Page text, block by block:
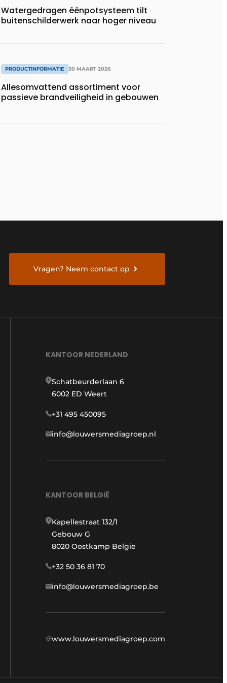
Watergedragen éénpotsysteem tilt
buitenschilderwerk naar hoger niveau
PRODUCTINFORMATIE 30 MAART 2026
Allesomvattend assortiment voor
passieve brandveiligheid in gebouwen
Vragen? Neem contact op
KANTOOR NEDERLAND
Schatbeurderlaan 6
6002 ED Weert
+31 495 450095
info@louwersmediagroep.nl
KANTOOR BELGIË
Kapellestraat 132/1
Gebouw G
8020 Oostkamp België
+32 50 36 81 70
info@louwersmediagroep.be
www.louwersmediagroep.com